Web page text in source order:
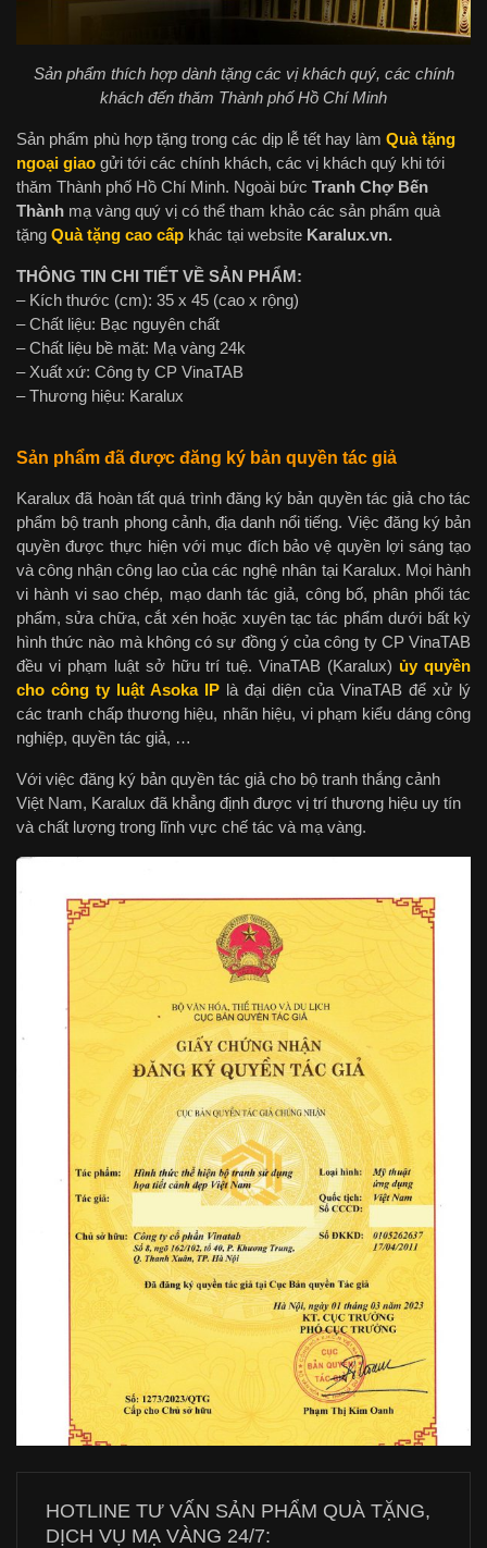
Sản phẩm thích hợp dành tặng các vị khách quý, các chính
khách đến thăm Thành phố Hồ Chí Minh
Sản phẩm phù hợp tặng trong các dịp lễ tết hay làm Quà tặng
ngoại giao gửi tới các chính khách, các vị khách quý khi tới
thăm Thành phố Hồ Chí Minh. Ngoài bức Tranh Chợ Bến
Thành mạ vàng quý vị có thể tham khảo các sản phẩm quà
tặng Quà tặng cao cấp khác tại website Karalux.vn.
THÔNG TIN CHI TIẾT VỀ SẢN PHẨM:
– Kích thước (cm): 35 x 45 (cao x rộng)
– Chất liệu: Bạc nguyên chất
– Chất liệu bề mặt: Mạ vàng 24k
– Xuất xứ: Công ty CP VinaTAB
– Thương hiệu: Karalux
Sản phẩm đã được đăng ký bản quyền tác giả
Karalux đã hoàn tất quá trình đăng ký bản quyền tác giả cho tác
phẩm bộ tranh phong cảnh, địa danh nổi tiếng. Việc đăng ký bản
quyền được thực hiện với mục đích bảo vệ quyền lợi sáng tạo
và công nhận công lao của các nghệ nhân tại Karalux. Mọi hành
vi hành vi sao chép, mạo danh tác giả, công bố, phân phối tác
phẩm, sửa chữa, cắt xén hoặc xuyên tạc tác phẩm dưới bất kỳ
hình thức nào mà không có sự đồng ý của công ty CP VinaTAB
đều vi phạm luật sở hữu trí tuệ. VinaTAB (Karalux) ủy quyền
cho công ty luật Asoka IP là đại diện của VinaTAB để xử lý
các tranh chấp thương hiệu, nhãn hiệu, vi phạm kiểu dáng công
nghiệp, quyền tác giả, …
Với việc đăng ký bản quyền tác giả cho bộ tranh thắng cảnh
Việt Nam, Karalux đã khẳng định được vị trí thương hiệu uy tín
và chất lượng trong lĩnh vực chế tác và mạ vàng.
HOTLINE TƯ VẤN SẢN PHẨM QUÀ TẶNG,
DỊCH VỤ MẠ VÀNG 24/7: